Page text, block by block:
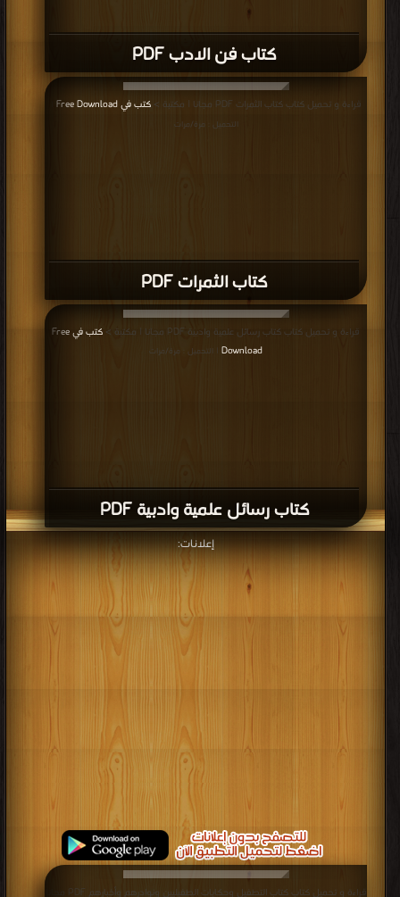
كتاب فن الادب PDF
كتاب الثمرات PDF
قراءة و تحميل كتاب كتاب الثمرات PDF مجانا | مكتبة > كتب في Free Download
التحميل : مرة/مرات
كتاب رسائل علمية وادبية PDF
قراءة و تحميل كتاب كتاب رسائل علمية وادبية PDF مجانا | مكتبة >
كتب في Free
Download | التحميل : مرة/مرات
إعلانات: